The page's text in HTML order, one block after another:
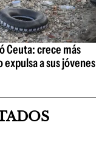
Ceuta: crece más
a sus jóvenes